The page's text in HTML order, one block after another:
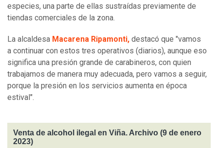
especies, una parte de ellas sustraídas previamente de
tiendas comerciales de la zona.
La alcaldesa Macarena Ripamonti, destacó que "vamos
a continuar con estos tres operativos (diarios), aunque eso
significa una presión grande de carabineros, con quien
trabajamos de manera muy adecuada, pero vamos a seguir,
porque la presión en los servicios aumenta en época
estival".
Venta de alcohol ilegal en Viña. Archivo (9 de enero
2023)